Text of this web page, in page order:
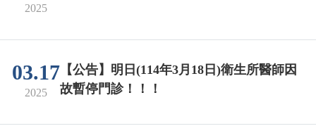
2025
03.17
2025
【公告】明日(114年3月18日)衛生所醫師因
故暫停門診！！！